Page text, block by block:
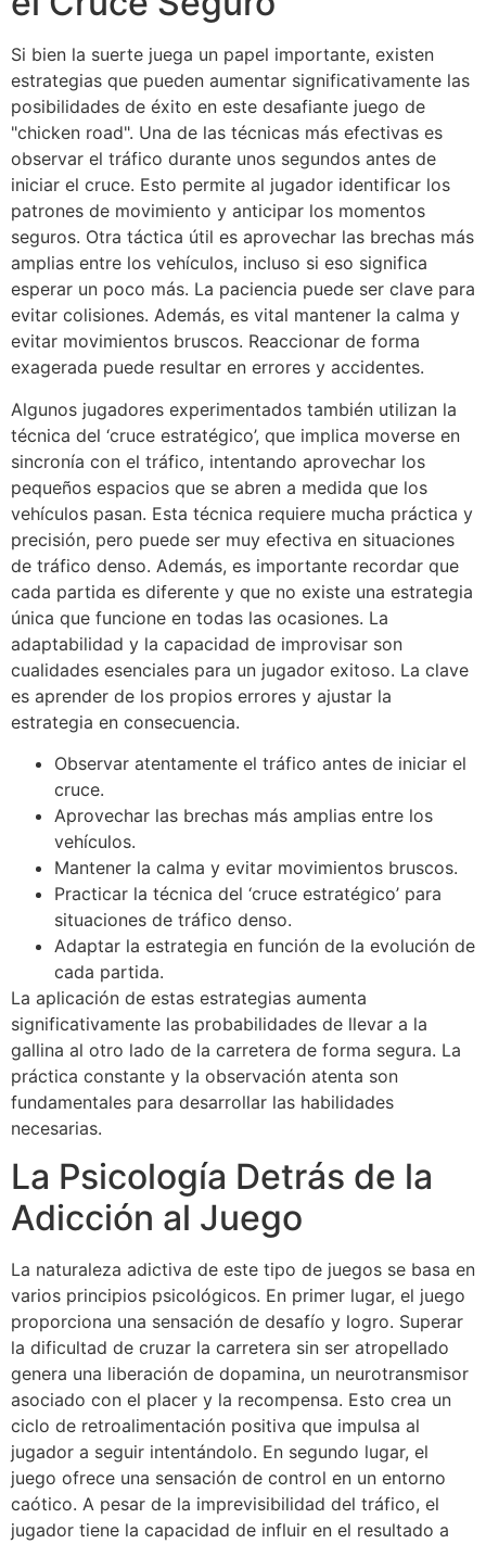
Si bien la suerte juega un papel importante, existen
estrategias que pueden aumentar significativamente las
posibilidades de éxito en este desafiante juego de
"chicken road". Una de las técnicas más efectivas es
observar el tráfico durante unos segundos antes de
iniciar el cruce. Esto permite al jugador identificar los
patrones de movimiento y anticipar los momentos
seguros. Otra táctica útil es aprovechar las brechas más
amplias entre los vehículos, incluso si eso significa
esperar un poco más. La paciencia puede ser clave para
evitar colisiones. Además, es vital mantener la calma y
evitar movimientos bruscos. Reaccionar de forma
exagerada puede resultar en errores y accidentes.
Algunos jugadores experimentados también utilizan la
técnica del ‘cruce estratégico’, que implica moverse en
sincronía con el tráfico, intentando aprovechar los
pequeños espacios que se abren a medida que los
vehículos pasan. Esta técnica requiere mucha práctica y
precisión, pero puede ser muy efectiva en situaciones
de tráfico denso. Además, es importante recordar que
cada partida es diferente y que no existe una estrategia
única que funcione en todas las ocasiones. La
adaptabilidad y la capacidad de improvisar son
cualidades esenciales para un jugador exitoso. La clave
es aprender de los propios errores y ajustar la
estrategia en consecuencia.
Observar atentamente el tráfico antes de iniciar el
cruce.
Aprovechar las brechas más amplias entre los
vehículos.
Mantener la calma y evitar movimientos bruscos.
Practicar la técnica del ‘cruce estratégico’ para
situaciones de tráfico denso.
Adaptar la estrategia en función de la evolución de
cada partida.
La aplicación de estas estrategias aumenta
significativamente las probabilidades de llevar a la
gallina al otro lado de la carretera de forma segura. La
práctica constante y la observación atenta son
fundamentales para desarrollar las habilidades
necesarias.
La Psicología Detrás de la
Adicción al Juego
La naturaleza adictiva de este tipo de juegos se basa en
varios principios psicológicos. En primer lugar, el juego
proporciona una sensación de desafío y logro. Superar
la dificultad de cruzar la carretera sin ser atropellado
genera una liberación de dopamina, un neurotransmisor
asociado con el placer y la recompensa. Esto crea un
ciclo de retroalimentación positiva que impulsa al
jugador a seguir intentándolo. En segundo lugar, el
juego ofrece una sensación de control en un entorno
caótico. A pesar de la imprevisibilidad del tráfico, el
jugador tiene la capacidad de influir en el resultado a